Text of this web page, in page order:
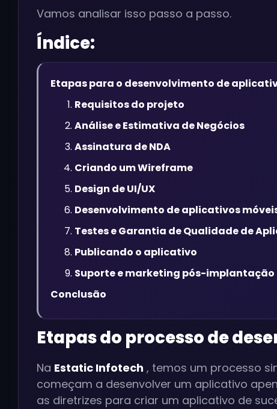
Vamos analisar isso passo a passo.
Índice:
Etapas para o desenvolvimento de
Requisitos do projeto
Análise e Estimativa de Negócios
Assinatura de NDA
Criando um Wireframe
Design de UI/UX
Desenvolvimento de aplicativos
Testes e Garantia de Qualidade de
Publicando o aplicativo
Suporte e marketing pós-implantação
Conclusão
Etapas do processo de
Na Estatic Infotech , temos um processo
começam a desenvolver um aplicativo
as diretrizes para criar um aplicativo de